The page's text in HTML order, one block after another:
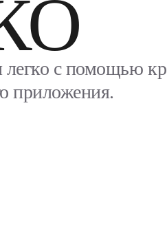
с помощью
приложения.